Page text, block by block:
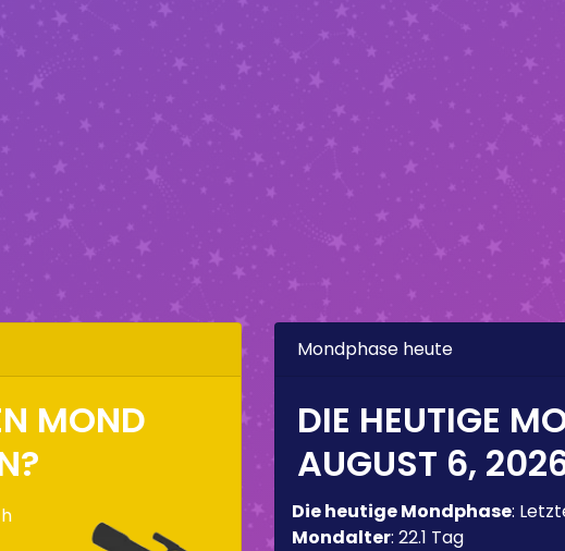
MOND
Mondphase heute
DIE HEUTIGE
AUGUST 6,
Die heutige Mondphase:
Mondalter: 22.1 Tag